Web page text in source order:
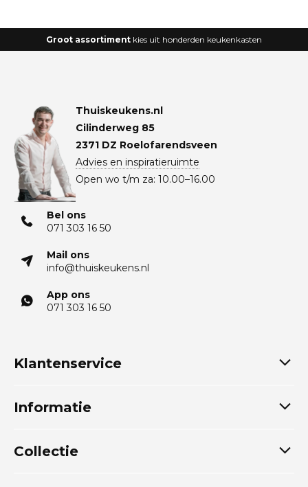
Groot assortiment kies uit honderden keukenkasten
Thuiskeukens.nl
Cilinderweg 85
2371 DZ Roelofarendsveen
Advies en inspiratieruimte
Open wo t/m za: 10.00–16.00
Bel ons
071 303 16 50
Mail ons
info@thuiskeukens.nl
App ons
071 303 16 50
Klantenservice
Informatie
Collectie